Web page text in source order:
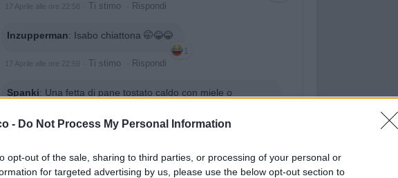
- Do Not Process My Personal Information
opt-out of the sale, sharing to third parties, or processing of your personal or
for targeted advertising by us, please use the below opt-out section to
17 Aprile alle ore 22:58 Ti stimo Rispondi
Inzupperman: Isabo chiattona 🤭😂😂
1
17 Aprile alle ore 22:59 Ti stimo Rispondi
Spanki: Una fetta di pane tostato caldo con miele o
Isabo: Inzupperman